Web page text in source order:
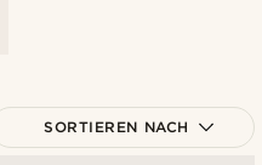
SORTIEREN NACH